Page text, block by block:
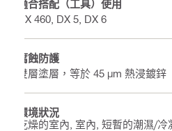
適合搭配（工具）使用
DX 460, DX 5, DX 6
腐蝕防護
雙層塗層，等於 45 µm 熱浸鍍鋅
環境狀況
乾燥的室內, 室內, 短暫的潮濕/